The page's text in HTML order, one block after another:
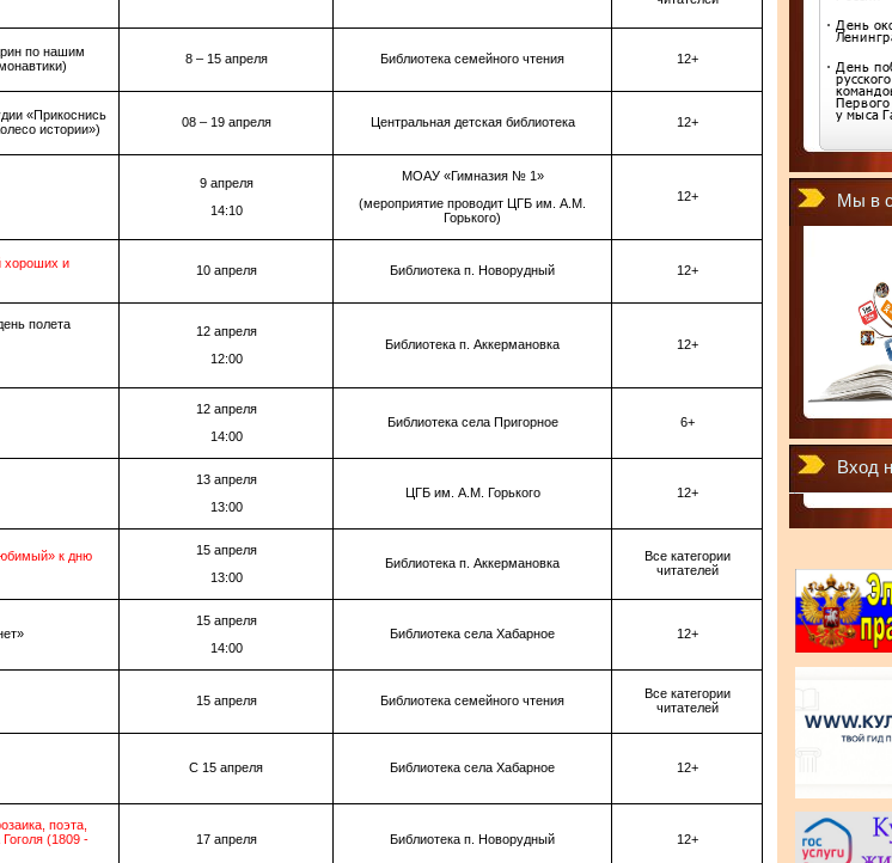
по нашим
8 – 15 апреля Библиотека семейного чтения 12+
«Прикоснись
истории»)
08 – 19 апреля Центральная детская библиотека 12+
9 апреля
14:10
МОАУ «Гимназия № 1»
(мероприятие проводит ЦГБ им. А.М.
Горького)
12+
хороших и
10 апреля Библиотека п. Новорудный 12+
полета
12 апреля
12:00
Библиотека п. Аккермановка 12+
12 апреля
14:00
Библиотека села Пригорное 6+
13 апреля
13:00
ЦГБ им. А.М. Горького 12+
к дню
15 апреля
13:00
Библиотека п. Аккермановка
Все категории
читателей
15 апреля
14:00
Библиотека села Хабарное 12+
15 апреля Библиотека семейного чтения
Все категории
читателей
С 15 апреля
Библиотека села Хабарное 12+
поэта,
(1809 -
17 апреля Библиотека п. Новорудный 12+
Мы в
Вход